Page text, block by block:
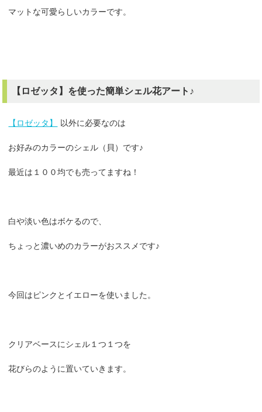
マットな可愛らしいカラーです。
【ロゼッタ】を使った簡単シェル花アート♪
【ロゼッタ】 以外に必要なのは
お好みのカラーのシェル（貝）です♪
最近は１００均でも売ってますね！
白や淡い色はボケるので、
ちょっと濃いめのカラーがおススメです♪
今回はピンクとイエローを使いました。
クリアベースにシェル１つ１つを
花びらのように置いていきます。